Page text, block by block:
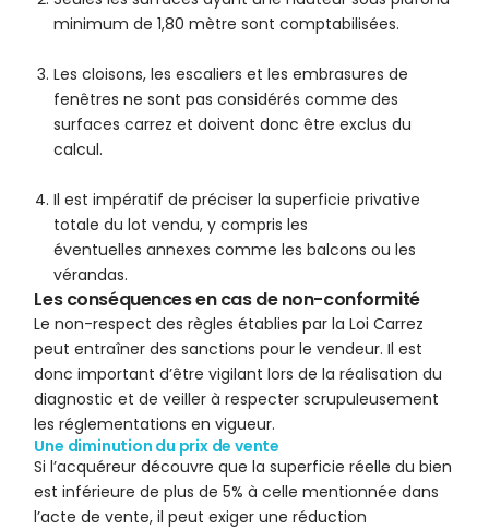
minimum de 1,80 mètre sont comptabilisées.
Les cloisons, les escaliers et les embrasures de
fenêtres ne sont pas considérés comme des
surfaces carrez et doivent donc être exclus du
calcul.
Il est impératif de préciser la superficie privative
totale du lot vendu, y compris les
éventuelles annexes comme les balcons ou les
vérandas.
Les conséquences en cas de non-conformité
Le non-respect des règles établies par la Loi Carrez
peut entraîner des sanctions pour le vendeur. Il est
donc important d’être vigilant lors de la réalisation du
diagnostic et de veiller à respecter scrupuleusement
les réglementations en vigueur.
Une diminution du prix de vente
Si l’acquéreur découvre que la superficie réelle du bien
est inférieure de plus de 5% à celle mentionnée dans
l’acte de vente, il peut exiger une réduction